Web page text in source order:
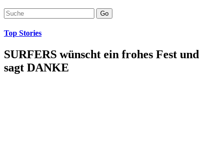
Go
Top Stories
SURFERS wünscht ein frohes Fest und
sagt DANKE